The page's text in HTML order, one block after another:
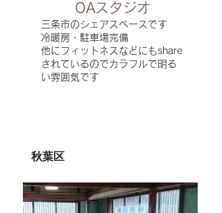
OAスタジオ
三条市のシェアスペースです
​冷暖房・駐車場完備
他にフィットネスなどにもshare
されているのでカラフルで明る
い雰囲気です
​秋葉区